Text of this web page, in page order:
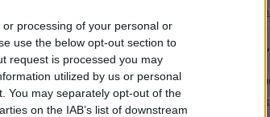
processing of your personal or
use the below opt-out section to
request is processed you may
utilized by us or personal
You may separately opt-out of the
on the IAB’s list of downstream
07/08/2026 -
ΣΤΑΣΥ:
Μετρό
07/08/2026 -